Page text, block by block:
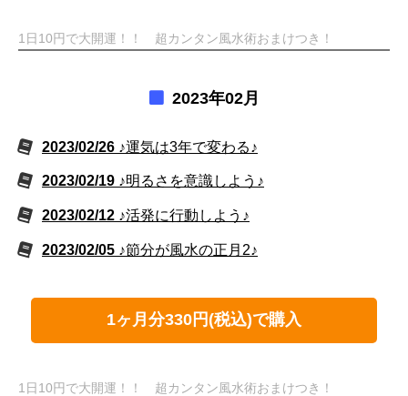
1日10円で大開運！！ 超カンタン風水術おまけつき！
2023年02月
2023/02/26 ♪運気は3年で変わる♪
2023/02/19 ♪明るさを意識しよう♪
2023/02/12 ♪活発に行動しよう♪
2023/02/05 ♪節分が風水の正月2♪
1ヶ月分330円(税込)で購入
1日10円で大開運！！ 超カンタン風水術おまけつき！